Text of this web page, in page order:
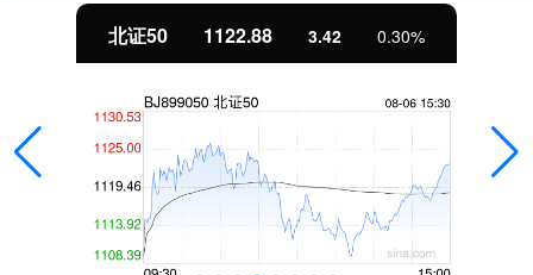
北证50 1122.88 3.42 0.30%